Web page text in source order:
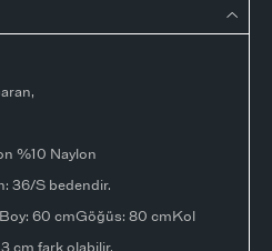
%10 Naylon
36/S bedendir.
60 cmGöğüs: 80 cmKol